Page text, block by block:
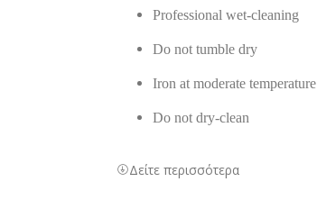
Professional wet-cleaning
Do not tumble dry
Iron at moderate temperature
Do not dry-clean
Δείτε περισσότερα